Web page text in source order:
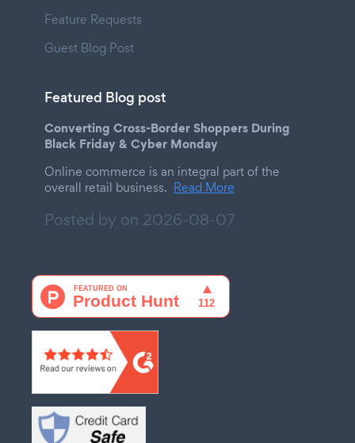
Feature Requests
Guest Blog Post
Featured Blog post
Converting Cross-Border Shoppers During
Black Friday & Cyber Monday
Online commerce is an integral part of the
overall retail business. Read More
Posted by on 2026-08-07